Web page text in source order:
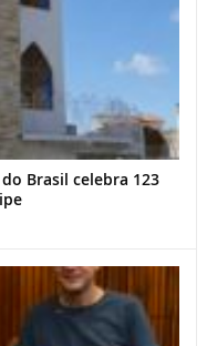
Brasil celebra 123